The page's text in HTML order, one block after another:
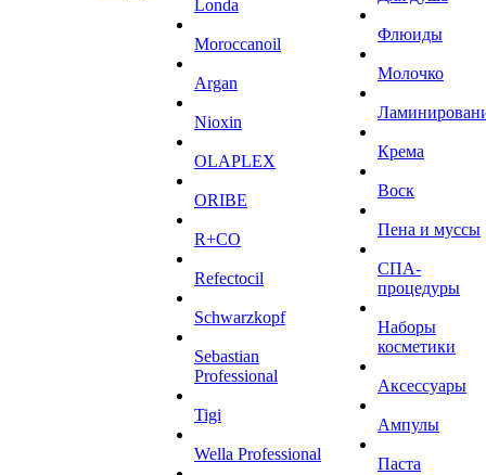
Londa
Moroccanoil
Argan
Niохin
OLAPLEX
ORIBE
R+CO
Refectocil
Schwarzkopf
Sebastian
Professional
Tigi
Wella Professional
Флюиды
Молочко
Крема
Воск
Пена и муссы
СПА-
процедуры
Наборы
косметики
Аксессуары
Ампулы
Паста